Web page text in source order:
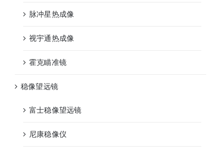
脉冲星热成像
视宇通热成像
霍克瞄准镜
稳像望远镜
富士稳像望远镜
尼康稳像仪